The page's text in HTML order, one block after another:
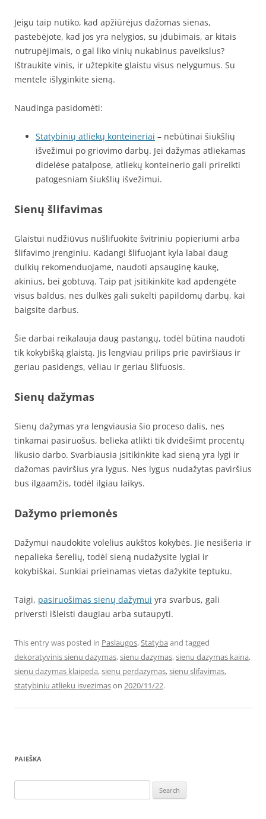
Jeigu taip nutiko, kad apžiūrėjus dažomas sienas,
pastebėjote, kad jos yra nelygios, su įdubimais, ar kitais
nutrupėjimais, o gal liko vinių nukabinus paveikslus?
Ištraukite vinis, ir užtepkite glaistu visus nelygumus. Su
mentele išlyginkite sieną.
Naudinga pasidomėti:
Statybinių atliekų konteineriai – nebūtinai šiukšlių
išvežimui po griovimo darbų. Jei dažymas atliekamas
didelėse patalpose, atliekų konteinerio gali prireikti
patogesniam šiukšlių išvežimui.
Sienų šlifavimas
Glaistui nudžiūvus nušlifuokite švitriniu popieriumi arba
šlifavimo įrenginiu. Kadangi šlifuojant kyla labai daug
dulkių rekomenduojame, naudoti apsauginę kaukę,
akinius, bei gobtuvą. Taip pat įsitikinkite kad apdengėte
visus baldus, nes dulkės gali sukelti papildomų darbų, kai
baigsite darbus.
Šie darbai reikalauja daug pastangų, todėl būtina naudoti
tik kokybišką glaistą. Jis lengviau prilips prie paviršiaus ir
geriau pasidengs, vėliau ir geriau šlifuosis.
Sienų dažymas
Sienų dažymas yra lengviausia šio proceso dalis, nes
tinkamai pasiruošus, belieka atlikti tik dvidešimt procentų
likusio darbo. Svarbiausia įsitikinkite kad sieną yra lygi ir
dažomas paviršius yra lygus. Nes lygus nudažytas paviršius
bus ilgaamžis, todėl ilgiau laikys.
Dažymo priemonės
Dažymui naudokite volelius aukštos kokybės. Jie nesišeria ir
nepalieka šerelių, todėl sieną nudažysite lygiai ir
kokybiškai. Sunkiai prieinamas vietas dažykite teptuku.
Taigi, pasiruošimas sienų dažymui yra svarbus, gali
priversti išleisti daugiau arba sutaupyti.
This entry was posted in Paslaugos,Statyba and tagged
dekoratyvinis sienu dazymas,sienu dazymas,sienu dazymas kaina,
sienu dazymas klaipeda,sienu perdazymas,sienu slifavimas,
statybiniu atlieku isvezimason 2020/11/22.
PAIEŠKA
for: